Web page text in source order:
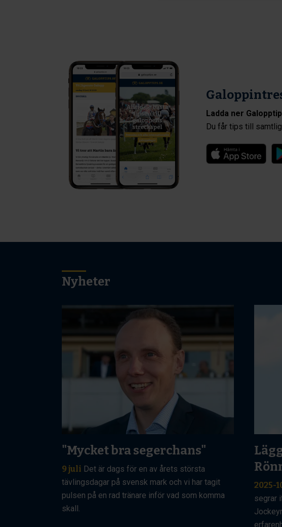
Ladda ner
Du får tips till
Nyheter
"Mycket bra segerchans"
9 juli Det är dags för en av årets största
tävlingsdagar på svensk mark och vi har tagit
pulsen på en rad tränare inför vad som komma
skall.
2025-
segrar